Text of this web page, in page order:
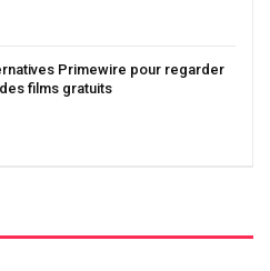
Primewire pour regarder
films gratuits